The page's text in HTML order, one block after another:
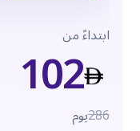
ابتداءً من102286يوم